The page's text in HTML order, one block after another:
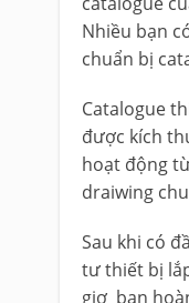
Nhiều bạn
chuẩn bị
Catalogue
được kích
hoạt động
draiwing
Sau khi có
tư thiết bị
giơ bạn